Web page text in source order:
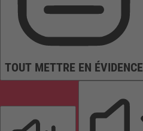
TOUT METTRE EN ÉVIDENCE